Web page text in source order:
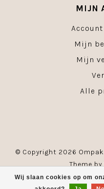
Wij slaan cookies op om
MIJN
Mijn
Mijn
Alle
© Copyright 2026
Theme by